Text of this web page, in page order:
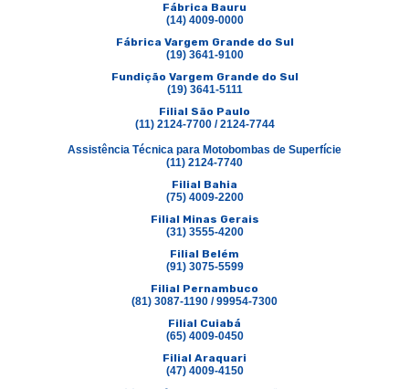
Fábrica Bauru
(14) 4009-0000
Fábrica Vargem Grande do Sul
(19) 3641-9100
Fundição Vargem Grande do Sul
(19) 3641-5111
Filial São Paulo
(11) 2124-7700 / 2124-7744
Assistência Técnica para Motobombas de Superfície
(11) 2124-7740
Filial Bahia
(75) 4009-2200
Filial Minas Gerais
(31) 3555-4200
Filial Belém
(91) 3075-5599
Filial Pernambuco
(81) 3087-1190 / 99954-7300
Filial Cuiabá
(65) 4009-0450
Filial Araquari
(47) 4009-4150